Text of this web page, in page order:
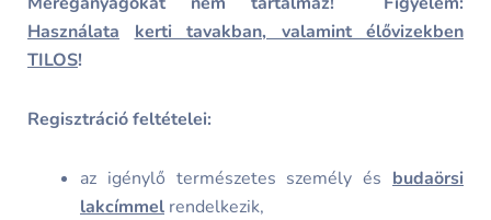
Használata
kerti tavakban, valamint élővizekben
TILOS!
Regisztráció feltételei:
az igénylő természetes személy és budaörsi
lakcímmel rendelkezik,